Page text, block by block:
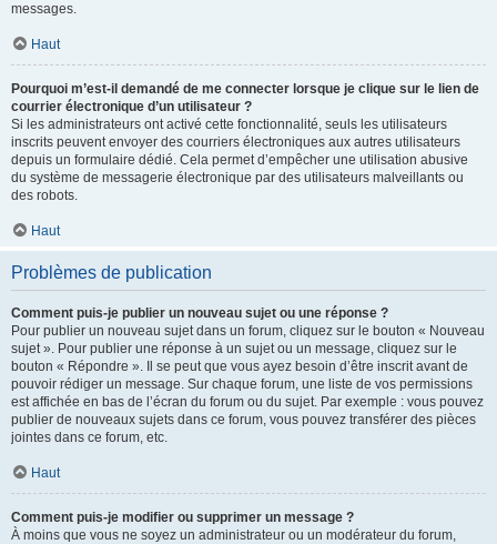
messages.
Haut
Pourquoi m’est-il demandé de me connecter lorsque je clique sur le lien de
courrier électronique d’un utilisateur ?
Si les administrateurs ont activé cette fonctionnalité, seuls les utilisateurs
inscrits peuvent envoyer des courriers électroniques aux autres utilisateurs
depuis un formulaire dédié. Cela permet d’empêcher une utilisation abusive
du système de messagerie électronique par des utilisateurs malveillants ou
des robots.
Haut
Problèmes de publication
Comment puis-je publier un nouveau sujet ou une réponse ?
Pour publier un nouveau sujet dans un forum, cliquez sur le bouton « Nouveau
sujet ». Pour publier une réponse à un sujet ou un message, cliquez sur le
bouton « Répondre ». Il se peut que vous ayez besoin d’être inscrit avant de
pouvoir rédiger un message. Sur chaque forum, une liste de vos permissions
est affichée en bas de l’écran du forum ou du sujet. Par exemple : vous pouvez
publier de nouveaux sujets dans ce forum, vous pouvez transférer des pièces
jointes dans ce forum, etc.
Haut
Comment puis-je modifier ou supprimer un message ?
À moins que vous ne soyez un administrateur ou un modérateur du forum,